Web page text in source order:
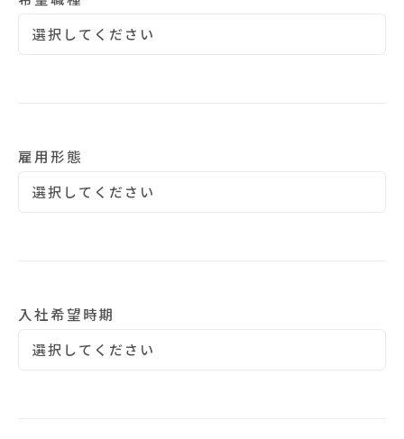
雇用形態
入社希望時期